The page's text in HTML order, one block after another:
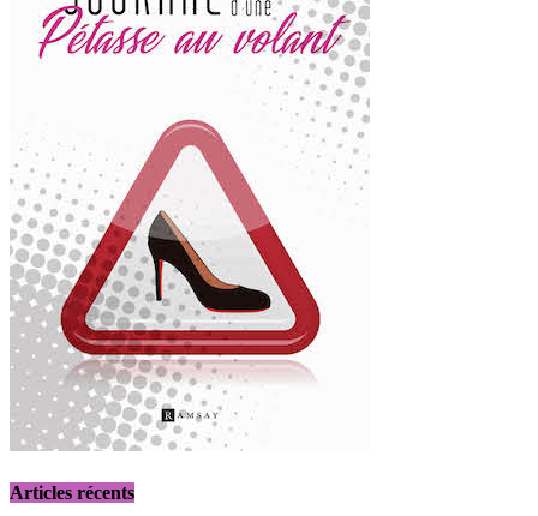
Articles récents